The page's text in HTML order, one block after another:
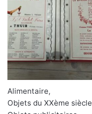
Alimentaire,
Objets du XXème siècle